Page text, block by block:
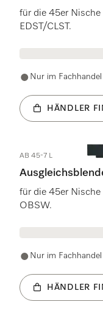
für die 45er
EDST/CLST.
Nur im
HÄNDLER
AB 45-7 L
für die 45er
OBSW.
Nur im
HÄNDLER